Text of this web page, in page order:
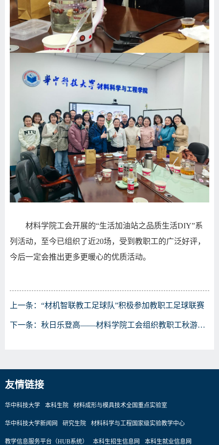
材料学院工会开展的“生活加油站之品质生活DIY”系
列活动，至今已组织了近20场，受到教职工的广泛好评，
今后一定会推出更多更暖心的优质活动。
上一条： “材机智联教工足球队”积极参加教职工足球联赛
下一条： 秋日乐登高——材料学院工会组织教职工秋游活动
友情链接
华中科技大学 本科生院 材料成形与模具技术全国重点实验室
华中科技大学新闻网 研究生院 材料科学与工程国家级实验教学中心
教学信息服务平台（HUB系统） 本科生招生信息网 本科生就业信息网